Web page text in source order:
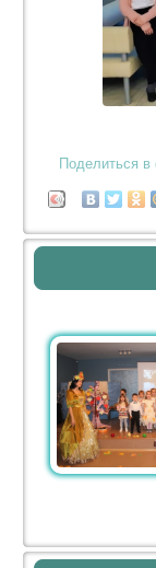
Поделиться в